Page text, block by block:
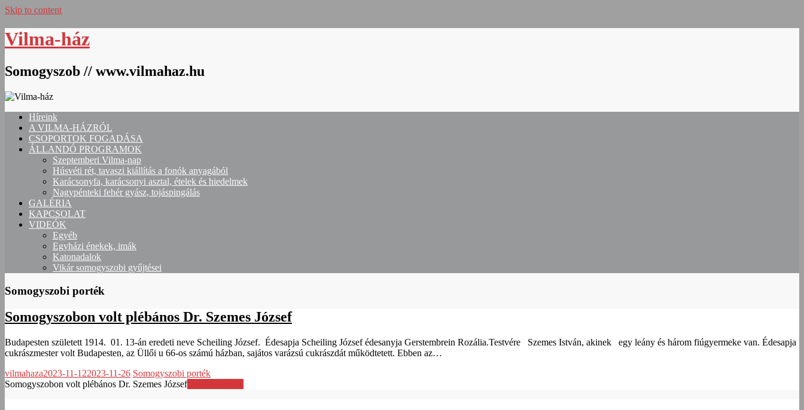
Skip to content
Vilma-ház
Somogyszob // www.vilmahaz.hu
Híreink
A VILMA-HÁZRÓL
CSOPORTOK FOGADÁSA
ÁLLANDÓ PROGRAMOK
Szeptemberi Vilma-nap
Húsvéti rét, tavaszi kiállítás a fonók anyagából
Karácsonyfa, karácsonyi asztal, ételek és hiedelmek
Nagypénteki fehér gyász, tojáspingálás
GALÉRIA
KAPCSOLAT
VIDEÓK
Egyéb
Egyházi énekek, imák
Katonadalok
Vikár somogyszobi gyűjtései
Somogyszobi porték
Somogyszobon volt plébános Dr. Szemes József
Budapesten született 1914. 01. 13-án eredeti neve Scheiling József. Édesapja Scheiling József édesanyja Gerstembrein Rozália.Testvére Szemes István, akinek egy leány és három fiúgyermeke van. Édesapja
cukrászmester volt Budapesten, az Üllői u 66-os számú házban, sajátos varázsú cukrászdát működtetett. Ebben az…
vilmahaza2023-11-122023-11-26 Somogyszobi porték
Somogyszobon volt plébános Dr. Szemes József